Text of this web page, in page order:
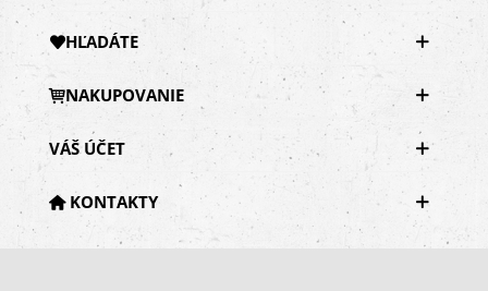
HĽADÁTE
NAKUPOVANIE
VÁŠ ÚČET
KONTAKTY